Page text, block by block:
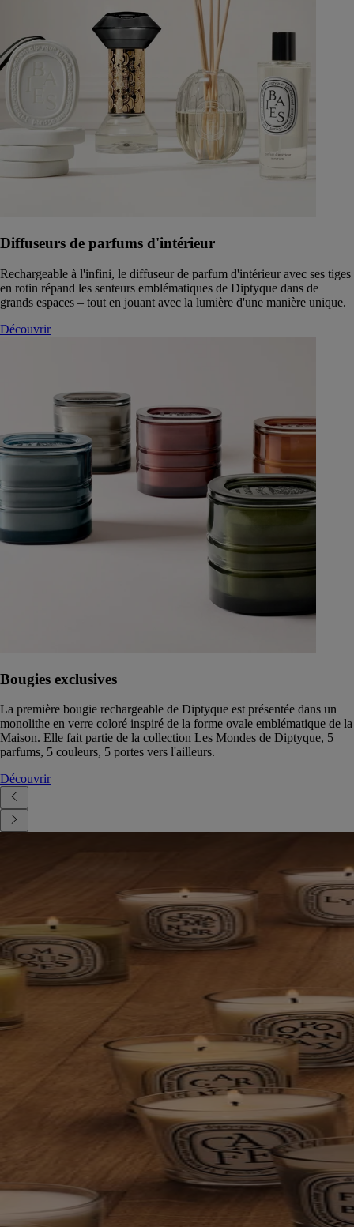
Diffuseurs de parfums d'intérieur
Rechargeable à l'infini, le diffuseur de parfum d'intérieur avec ses tiges
en rotin répand les senteurs emblématiques de Diptyque dans de
grands espaces – tout en jouant avec la lumière d'une manière unique.
Découvrir
Bougies exclusives
La première bougie rechargeable de Diptyque est présentée dans un
monolithe en verre coloré inspiré de la forme ovale emblématique de la
Maison. Elle fait partie de la collection Les Mondes de Diptyque, 5
parfums, 5 couleurs, 5 portes vers l'ailleurs.
Découvrir